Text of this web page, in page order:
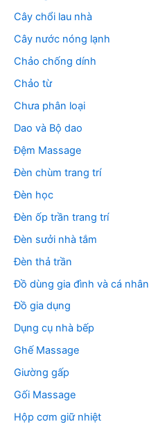
Cây chổi lau nhà
Cây nước nóng lạnh
Chảo chống dính
Chảo từ
Chưa phân loại
Dao và Bộ dao
Đệm Massage
Đèn chùm trang trí
Đèn học
Đèn ốp trần trang trí
Đèn sưởi nhà tắm
Đèn thả trần
Đồ dùng gia đình và cá nhân
Đồ gia dụng
Dụng cụ nhà bếp
Ghế Massage
Giường gấp
Gối Massage
Hộp cơm giữ nhiệt